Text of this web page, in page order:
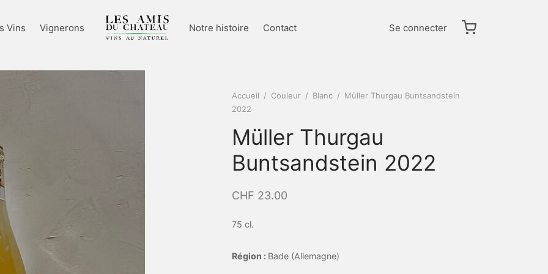
Vins Vignerons Notre histoire Contact Se connecter
Accueil / Couleur / Blanc / Müller Thurgau Buntsandstein
2022
Müller Thurgau
Buntsandstein 2022
CHF 23.00
75 cl.
Région : Bade (Allemagne)